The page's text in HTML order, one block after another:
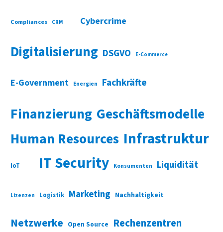
Compliances CRM Cybercrime
Digitalisierung DSGVO E-Commerce
E-Government Energien Fachkräfte
Finanzierung Geschäftsmodelle
Human Resources Infrastruktur
IoT IT Security Konsumenten Liquidität
Lizenzen Logistik Marketing Nachhaltigkeit
Netzwerke Open Source Rechenzentren